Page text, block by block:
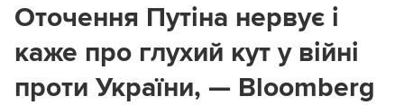
Оточення Путіна нервує і
каже про глухий кут у війні
проти України, — Bloomberg